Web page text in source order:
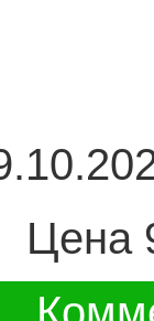
Цена